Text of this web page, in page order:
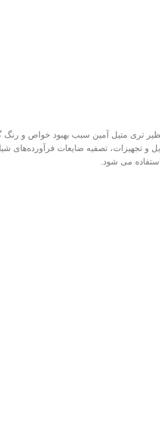
نظیر تری متیل آمین سبب بهبود خواص و
تجهیزات، تصفیه ضایعات فرآورده‌های
می شود.